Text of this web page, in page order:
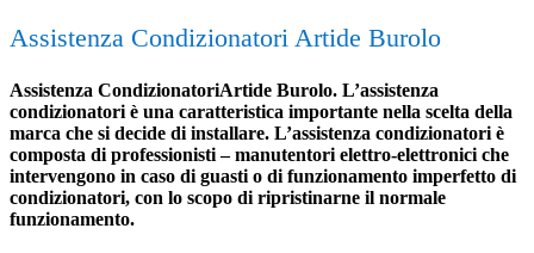
Assistenza Condizionatori Artide Burolo
Assistenza CondizionatoriArtide Burolo. L’assistenza
condizionatori è una caratteristica importante nella scelta della
marca che si decide di installare. L’assistenza condizionatori è
composta di professionisti – manutentori elettro-elettronici che
intervengono in caso di guasti o di funzionamento imperfetto di
condizionatori, con lo scopo di ripristinarne il normale
funzionamento.